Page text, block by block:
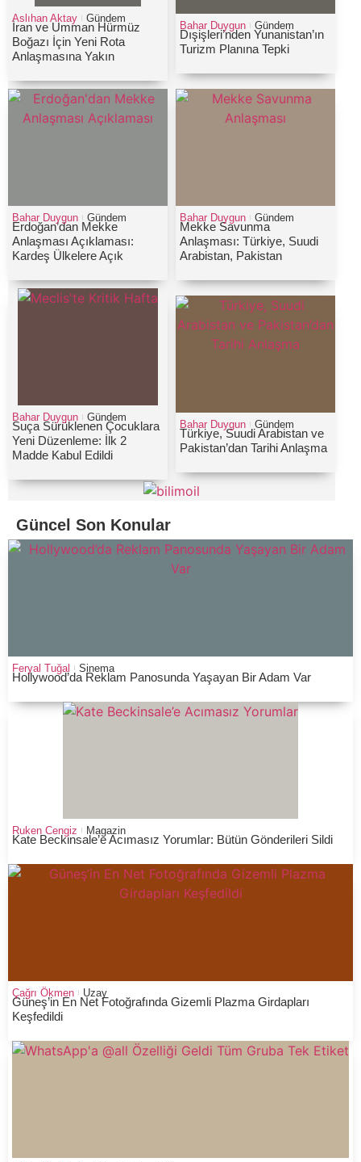
Aslıhan Aktay Gündem
İran ve Umman Hürmüz
Boğazı İçin Yeni Rota
Anlaşmasına Yakın
Bahar Duygun Gündem
Dışişleri’nden Yunanistan’ın
Turizm Planına Tepki
Bahar Duygun Gündem
Erdoğan’dan Mekke
Anlaşması Açıklaması:
Kardeş Ülkelere Açık
Bahar Duygun Gündem
Mekke Savunma
Anlaşması: Türkiye, Suudi
Arabistan, Pakistan
Bahar Duygun Gündem
Suça Sürüklenen Çocuklara
Yeni Düzenleme: İlk 2
Madde Kabul Edildi
Bahar Duygun Gündem
Türkiye, Suudi Arabistan ve
Pakistan’dan Tarihi Anlaşma
Güncel Son Konular
Feryal Tuğal Sinema
Hollywood’da Reklam Panosunda Yaşayan Bir Adam Var
Ruken Cengiz Magazin
Kate Beckinsale’e Acımasız Yorumlar: Bütün Gönderileri Sildi
Çağrı Ökmen Uzay
Güneş’in En Net Fotoğrafında Gizemli Plazma Girdapları
Keşfedildi